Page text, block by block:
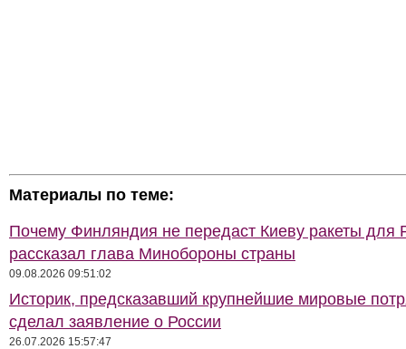
Материалы по теме:
Почему Финляндия не передаст Киеву ракеты для
рассказал глава Минобороны страны
09.08.2026 09:51:02
Историк, предсказавший крупнейшие мировые
сделал заявление о России
26.07.2026 15:57:47